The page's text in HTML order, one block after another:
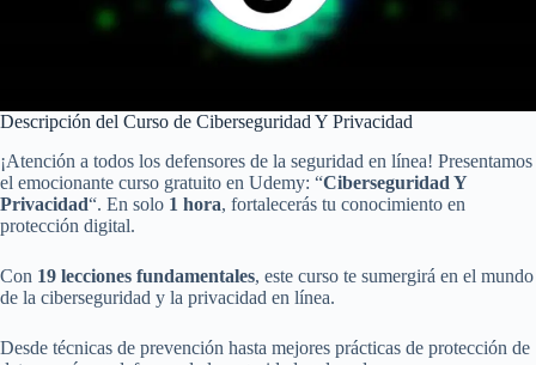
Descripción del Curso de Ciberseguridad Y Privacidad
¡Atención a todos los defensores de la seguridad en línea! Presentamos
el emocionante curso gratuito en Udemy: “Ciberseguridad Y
Privacidad“. En solo 1 hora, fortalecerás tu conocimiento en
protección digital.
Con 19 lecciones fundamentales, este curso te sumergirá en el mundo
de la ciberseguridad y la privacidad en línea.
Desde técnicas de prevención hasta mejores prácticas de protección de